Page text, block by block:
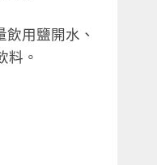
用鹽開水、
料。